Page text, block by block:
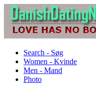
Search - Søg
Women - Kvinde
Men - Mand
Photo